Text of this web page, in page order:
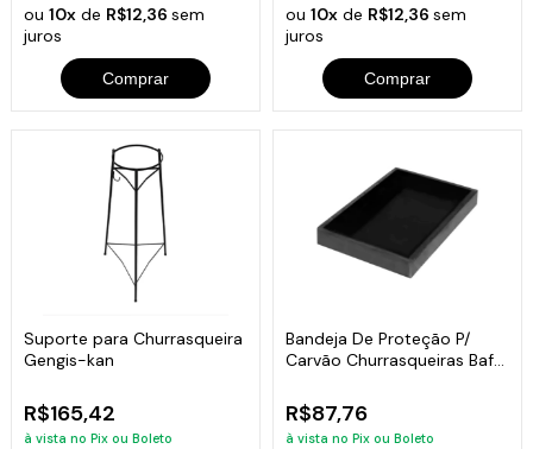
ou10x de R$12,36sem
juros
Comprar
ou 10xde R$12,36 sem
juros
Comprar
Suporte para Churrasqueira
Gengis-kan
R$165,42
à vista no Pix ou Boleto
Bandeja De Proteção P/
Carvão Churrasqueiras Bafo
R$87,76
à vista no Pix ou Boleto